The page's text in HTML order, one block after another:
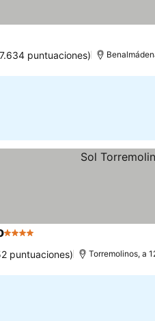
puntuaciones)
4 Estrellas
puntuaciones) Torremolinos, a